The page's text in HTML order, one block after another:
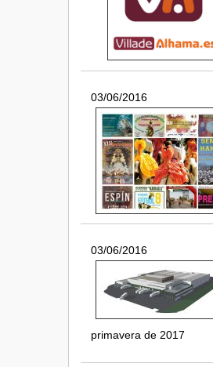
03/06/2016
03/06/2016
primavera de 2017